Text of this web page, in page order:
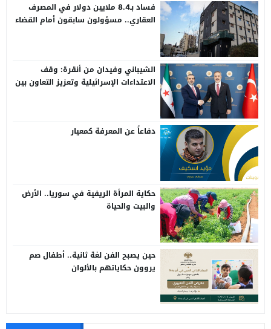
فساد بـ8.4 ملايين دولار في المصرف
العقاري.. مسؤولون سابقون أمام القضاء
الشيباني وفيدان من أنقرة: وقف
الاعتداءات الإسرائيلية وتعزيز التعاون بين
دفاعاً عن المعرفة كمعيار
حكاية المرأة الريفية في سوريا.. الأرض
والبيت والحياة
حين يصبح الفن لغة ثانية.. أطفال صم
يروون حكاياتهم بالألوان